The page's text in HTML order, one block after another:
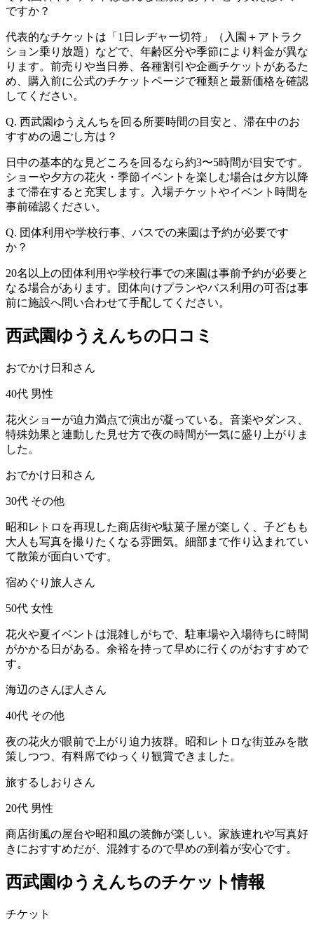
ですか？
代表的なチケットは「1日レヂャー切符」（入園＋アトラク
ション乗り放題）などで、年齢区分や季節により料金が異な
ります。前売りや当日券、各種割引や企画チケットがあるた
め、購入前に公式のチケットページで種類と最新価格を確認
してください。
Q. 西武園ゆうえんちを回る所要時間の目安と、滞在中のお
すすめの過ごし方は？
日中の基本的な見どころを回るなら約3〜5時間が目安です。
ショーや夕方の花火・季節イベントを楽しむ場合は夕方以降
まで滞在すると充実します。入場チケットやイベント時間を
事前確認ください。
Q. 団体利用や学校行事、バスでの来園は予約が必要です
か？
20名以上の団体利用や学校行事での来園は事前予約が必要と
なる場合があります。団体向けプランやバス利用の可否は事
前に施設へ問い合わせて手配してください。
西武園ゆうえんちの口コミ
おでかけ日和さん
40代 男性
花火ショーが迫力満点で演出が凝っている。音楽やダンス、
特殊効果と連動した見せ方で夜の時間が一気に盛り上がりま
した。
おでかけ日和さん
30代 その他
昭和レトロを再現した商店街や駄菓子屋が楽しく、子どもも
大人も写真を撮りたくなる雰囲気。細部まで作り込まれてい
て散策が面白いです。
宿めぐり旅人さん
50代 女性
花火や夏イベントは混雑しがちで、駐車場や入場待ちに時間
がかかる日がある。余裕を持って早めに行くのがおすすめで
す。
海辺のさんぽ人さん
40代 その他
夜の花火が眼前で上がり迫力抜群。昭和レトロな街並みを散
策しつつ、有料席でゆっくり観賞できました。
旅するしおりさん
20代 男性
商店街風の屋台や昭和風の装飾が楽しい。家族連れや写真好
きにおすすめだが、混雑するので早めの到着が安心です。
西武園ゆうえんちのチケット情報
チケット